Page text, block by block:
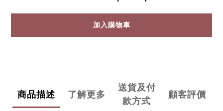
加入購物車
商品描述 了解更多
送貨及付
款方式
顧客評價